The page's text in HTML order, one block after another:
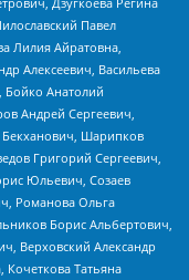
Павел
Лилия Айратовна,
Алексеевич, Васильева
Бойко Анатолий
Андрей Сергеевич,
Бекханович, Шарипков
Григорий Сергеевич,
Юльевич, Созаев
Романова Ольга
Борис Альбертович,
Верховский Александр
Татьяна